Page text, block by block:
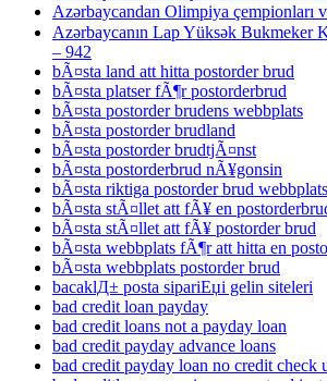
Azərbaycandan Olimpiya çempionları
Azərbaycanın Lap Yüksək Bukmeker
– 942
bÃ¤sta land att hitta postorder brud
bÃ¤sta platser fÃ¶r postorderbrud
bÃ¤sta postorder brudens webbplats
bÃ¤sta postorder brudland
bÃ¤sta postorder brudtjÃ¤nst
bÃ¤sta postorderbrud nÃ¥gonsin
bÃ¤sta riktiga postorder brud webbplats
bÃ¤sta stÃ¤llet att fÃ¥ en
bÃ¤sta stÃ¤llet att fÃ¥ postorder brud
bÃ¤sta webbplats fÃ¶r att hitta en
bÃ¤sta webbplats postorder brud
bacaklД± posta sipariЕџi gelin siteleri
bad credit loan payday
bad credit loans not a payday loan
bad credit payday advance loans
bad credit payday loan no credit check